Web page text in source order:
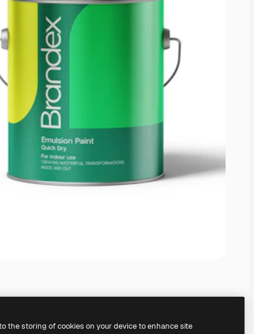
the storing of cookies on your device to enhance site